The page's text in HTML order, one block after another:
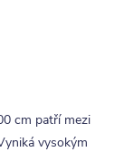
cm patří mezi
vysokým